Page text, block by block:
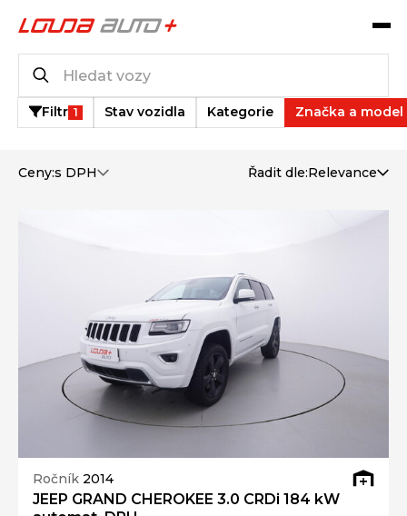
Filtr 1 Stav vozidla Kategorie Značka a model
Ceny:s DPH Řadit dle:Relevance
Ročník 2014
JEEP GRAND CHEROKEE 3.0 CRDi 184 kW